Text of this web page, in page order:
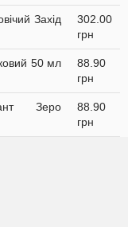
Захід
302.00
грн
50 мл
88.90
грн
Зеро
88.90
грн